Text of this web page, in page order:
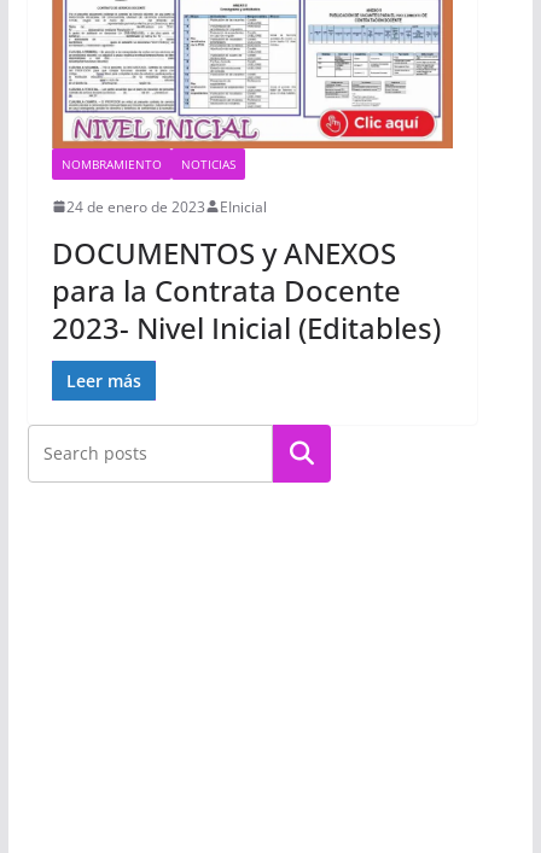
NOMBRAMIENTO NOTICIAS
24 de enero de 2023 EInicial
DOCUMENTOS y ANEXOS
para la Contrata Docente
2023- Nivel Inicial (Editables)
Leer más
Buscar